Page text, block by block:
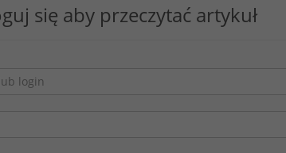
się aby przeczytać artykuł